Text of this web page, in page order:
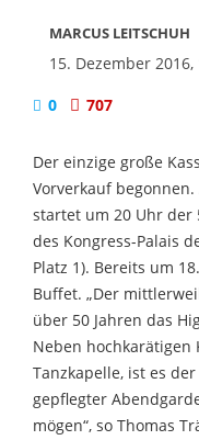
MARCUS LEITSCHUH
15. Dezember 2016,
0
707
Der einzige große
Vorverkauf begonnen.
startet um 20 Uhr der
des Kongress-Palais
Platz 1). Bereits um
Buffet. „Der
über 50 Jahren das
Neben
Tanzkapelle, ist es
gepflegter
mögen“, so Thomas